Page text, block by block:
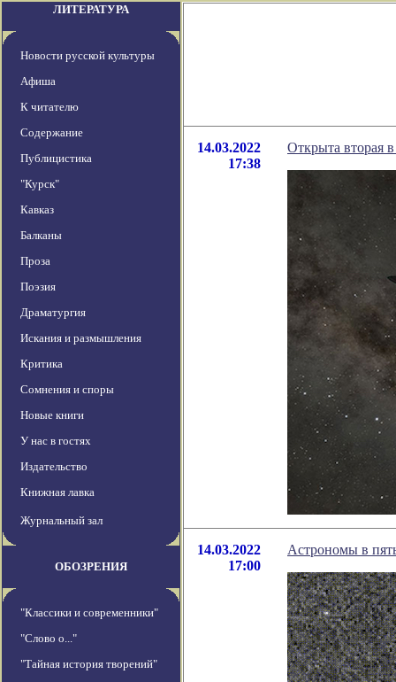
ЛИТЕРАТУРА
Новости русской культуры
Афиша
К читателю
Содержание
Публицистика
"Курск"
Кавказ
Балканы
Проза
Поэзия
Драматургия
Искания и размышления
Критика
Сомнения и споры
Новые книги
У нас в гостях
Издательство
Книжная лавка
Журнальный зал
ОБОЗРЕНИЯ
"Классики и современники"
"Слово о..."
"Тайная история творений"
14.03.2022
17:38
Открыта вторая
14.03.2022
17:00
Астрономы в